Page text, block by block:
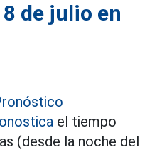
de julio en
el tiempo
(desde la noche del